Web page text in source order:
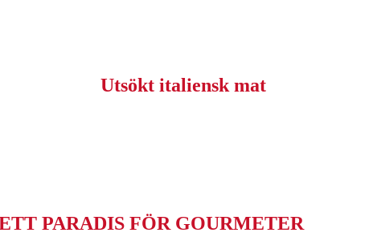
Utsökt italiensk mat
PARADIS FÖR GOURMETER